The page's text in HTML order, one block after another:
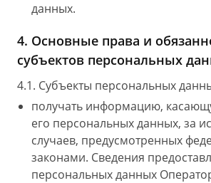
данных.
4. Основные права и
субъектов персональных
4.1. Субъекты персональных
получать информацию,
его персональных данных, за
случаев, предусмотренных
законами. Сведения
персональных данных